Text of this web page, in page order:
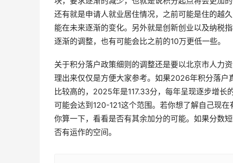
还有就是申请人就业居住情况，之前可能是住的越
能在未来逐渐的变化。另外就是创新创业以及纳税
逐渐的调整，也有可能会比之前的10万更低一些。
关于积分落户政策细则的调整还是要以北京市人力
理出来仅仅是方便大家参考。如果2026年积分落户
比较高的，2025年是117.33分，每年呈现逐步增
可能会达到120-121这个范围。若你想了解自己现
你算一下，看看是否有其余加分的可能。如果分数
否有运作的空间。